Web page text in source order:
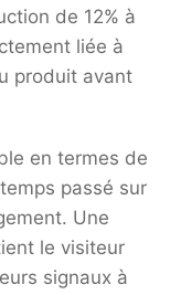
de 12% à
liée à
produit avant
en termes de
passé sur
Une
le visiteur
signaux à